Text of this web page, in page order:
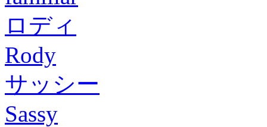
ロディ
Rody
サッシー
Sassy